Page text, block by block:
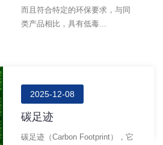
而且符合特定的环保要求，与同
类产品相比，具有低毒...
2025-12-08
碳足迹
碳足迹（carbon Footprint），它